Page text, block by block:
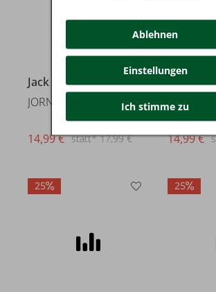
Jack & Jones
JORNORREBRO EMB TEE SS CREW NE
statt* 17,99 €
14,99 €
Jack &
14,99 €
25 25
Ablehnen
Einstellungen
Ich stimme zu